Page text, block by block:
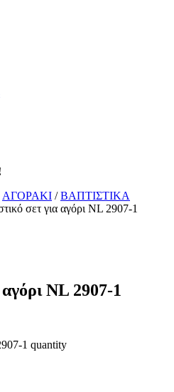
ΑΓΟΡΑΚΙ /ΒΑΠΤΙΣΤΙΚΑ
σετ για αγόρι NL 2907-1
αγόρι NL 2907-1
1 quantity